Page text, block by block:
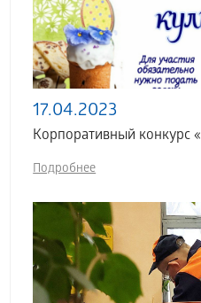
17.04.2023
Корпоративный конкурс
Подробнее